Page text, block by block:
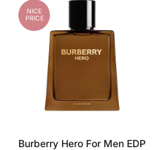
NICE
PRICE
Burberry Hero For Men EDP